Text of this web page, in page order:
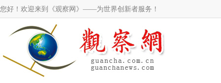
您好！欢迎来到《观察网》——为世界创新者服务！